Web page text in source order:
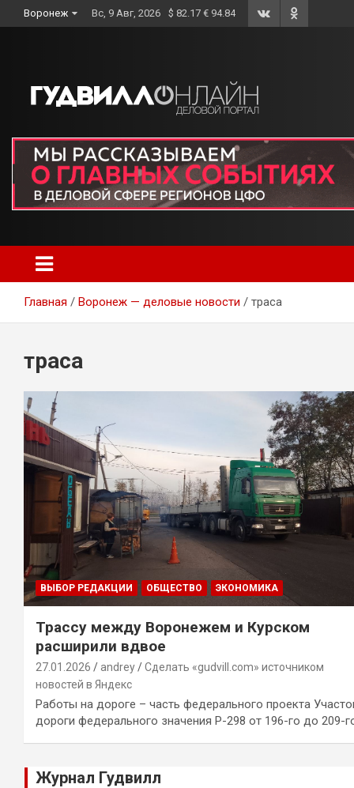
to
Воронеж Вс, 9 Авг, 2026 $ 82.17 € 94.84
Главная Воронеж — деловые новости траса
траса
ВЫБОР РЕДАКЦИИ ОБЩЕСТВО ЭКОНОМИКА
Трассу между Воронежем и Курском
расширили вдвое
27.01.2026 andrey
Сделать «gudvill.com» источником
новостей в Яндекс
Работы на дороге – часть федерального проекта
дороги федерального значения Р-298 от 196-го до 209-
Журнал Гудвилл